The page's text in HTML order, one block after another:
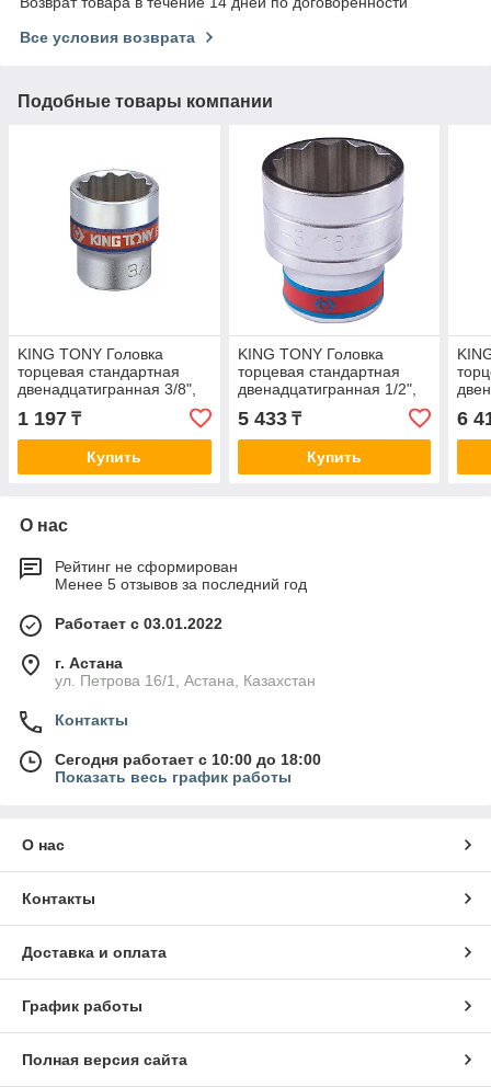
Все условия возврата
Подобные товары компании
KING TONY Головка
торцевая стандартная
двенадцатигранная 3/8",
TONY 333015S
1 197 ₸
Купить
KING TONY Головка
торцевая стандартная
двенадцатигранная 1/2",
1-3/16", дюймовая KING
TONY 433038S
5 433₸
Купить
6
О нас
Рейтинг не сформирован
Менее 5 отзывов за последний год
Работает с 03.01.2022
г. Астана
ул. Петрова 16/1, Астана, Казахстан
Контакты
Сегодня работает с 10:00 до 18:00
Показать весь график работы
О нас
Контакты
Доставка и оплата
График работы
Полная версия сайта